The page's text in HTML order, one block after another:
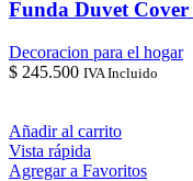
Funda Duvet
Decoracion para el hogar
$ 245.500 IVA Incluido
Añadir al carrito
Vista rápida
Agregar a Favoritos